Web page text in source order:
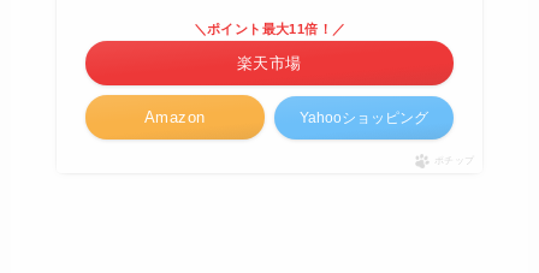
Amazon
＼ポイント最大11倍！／
楽天市場
Yahooショッピング
ポチップ